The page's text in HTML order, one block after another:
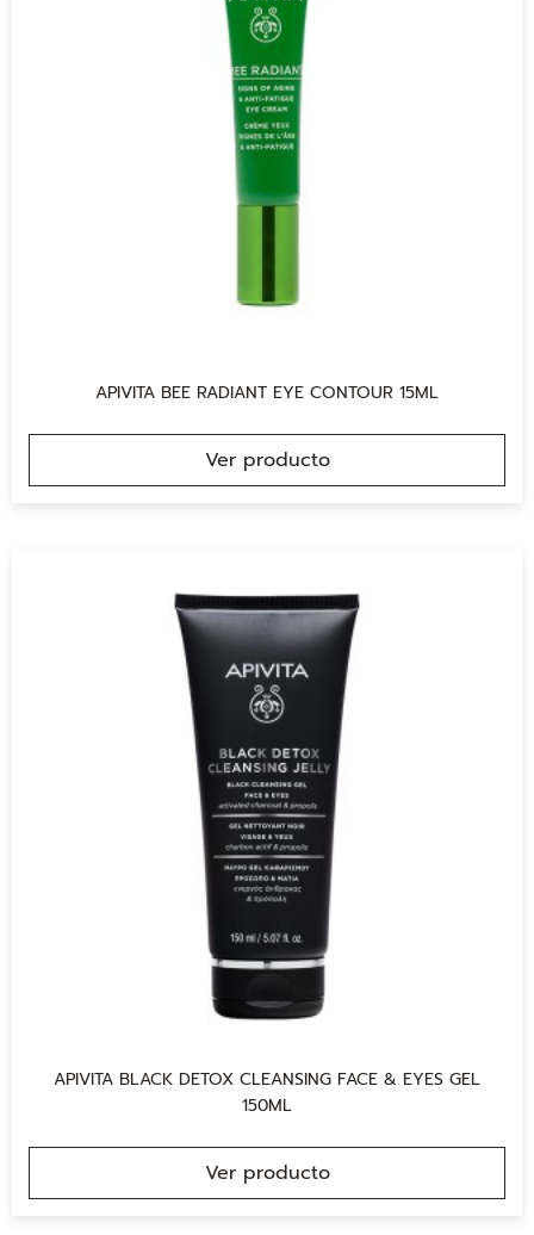
APIVITA BEE RADIANT EYE CONTOUR 15ML
Ver producto
APIVITA BLACK DETOX CLEANSING FACE & EYES GEL
150ML
Ver producto